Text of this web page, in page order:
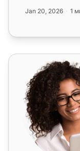
Jan 20, 2026 1
CommPeak